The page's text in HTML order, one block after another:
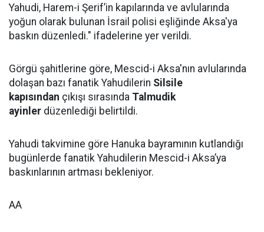
Yahudi, Harem-i Şerif’in kapılarında ve avlularında
yoğun olarak bulunan İsrail polisi eşliğinde Aksa'ya
baskın düzenledi." ifadelerine yer verildi.
Görgü şahitlerine göre, Mescid-i Aksa'nın avlularında
dolaşan bazı fanatik Yahudilerin Silsile
kapısından çıkışı sırasında Talmudik
ayinler düzenlediği belirtildi.
Yahudi takvimine göre Hanuka bayramının kutlandığı
bugünlerde fanatik Yahudilerin Mescid-i Aksa’ya
baskınlarının artması bekleniyor.
AA